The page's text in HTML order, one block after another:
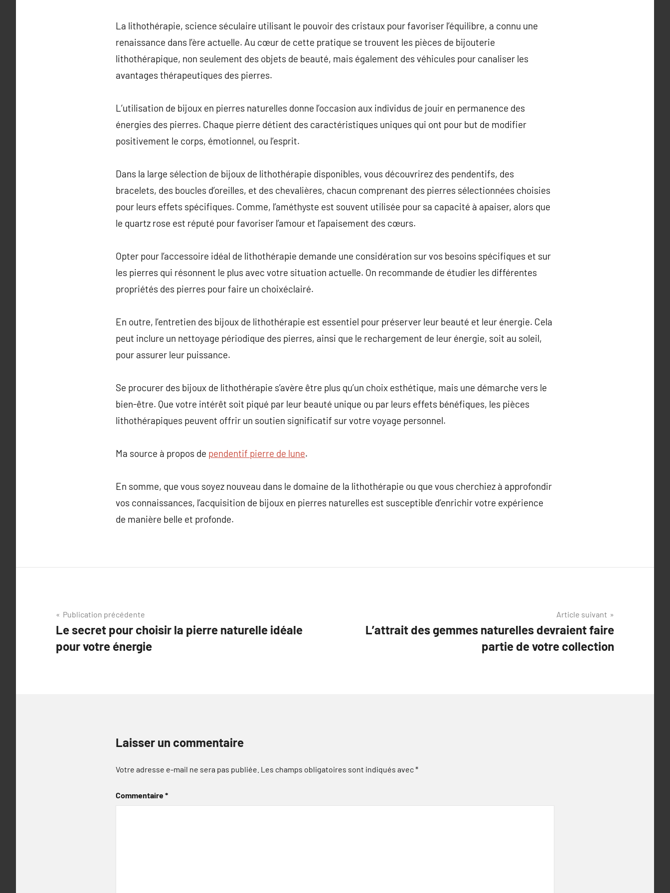
La lithothérapie, science séculaire utilisant le pouvoir des cristaux pour favoriser l’équilibre, a connu une
renaissance dans l’ère actuelle. Au cœur de cette pratique se trouvent les pièces de bijouterie
lithothérapique, non seulement des objets de beauté, mais également des véhicules pour canaliser les
avantages thérapeutiques des pierres.
L’utilisation de bijoux en pierres naturelles donne l’occasion aux individus de jouir en permanence des
énergies des pierres. Chaque pierre détient des caractéristiques uniques qui ont pour but de modifier
positivement le corps, émotionnel, ou l’esprit.
Dans la large sélection de bijoux de lithothérapie disponibles, vous découvrirez des pendentifs, des
bracelets, des boucles d’oreilles, et des chevalières, chacun comprenant des pierres sélectionnées choisies
pour leurs effets spécifiques. Comme, l’améthyste est souvent utilisée pour sa capacité à apaiser, alors que
le quartz rose est réputé pour favoriser l’amour et l’apaisement des cœurs.
Opter pour l’accessoire idéal de lithothérapie demande une considération sur vos besoins spécifiques et sur
les pierres qui résonnent le plus avec votre situation actuelle. On recommande de étudier les différentes
propriétés des pierres pour faire un choixéclairé.
En outre, l’entretien des bijoux de lithothérapie est essentiel pour préserver leur beauté et leur énergie. Cela
peut inclure un nettoyage périodique des pierres, ainsi que le rechargement de leur énergie, soit au soleil,
pour assurer leur puissance.
Se procurer des bijoux de lithothérapie s’avère être plus qu’un choix esthétique, mais une démarche vers le
bien-être. Que votre intérêt soit piqué par leur beauté unique ou par leurs effets bénéfiques, les pièces
lithothérapiques peuvent offrir un soutien significatif sur votre voyage personnel.
Ma source à propos de pendentif pierre de lune.
En somme, que vous soyez nouveau dans le domaine de la lithothérapie ou que vous cherchiez à approfondir
vos connaissances, l’acquisition de bijoux en pierres naturelles est susceptible d’enrichir votre expérience
de manière belle et profonde.
Navigation
de
l’article
Publication précédente
Le secret pour choisir la pierre naturelle idéale
pour votre énergie
Article suivant
L’attrait des gemmes naturelles devraient faire
partie de votre collection
Laisser un commentaire
Votre adresse e-mail ne sera pas publiée. Les champs obligatoires sont indiqués avec*
Commentaire*